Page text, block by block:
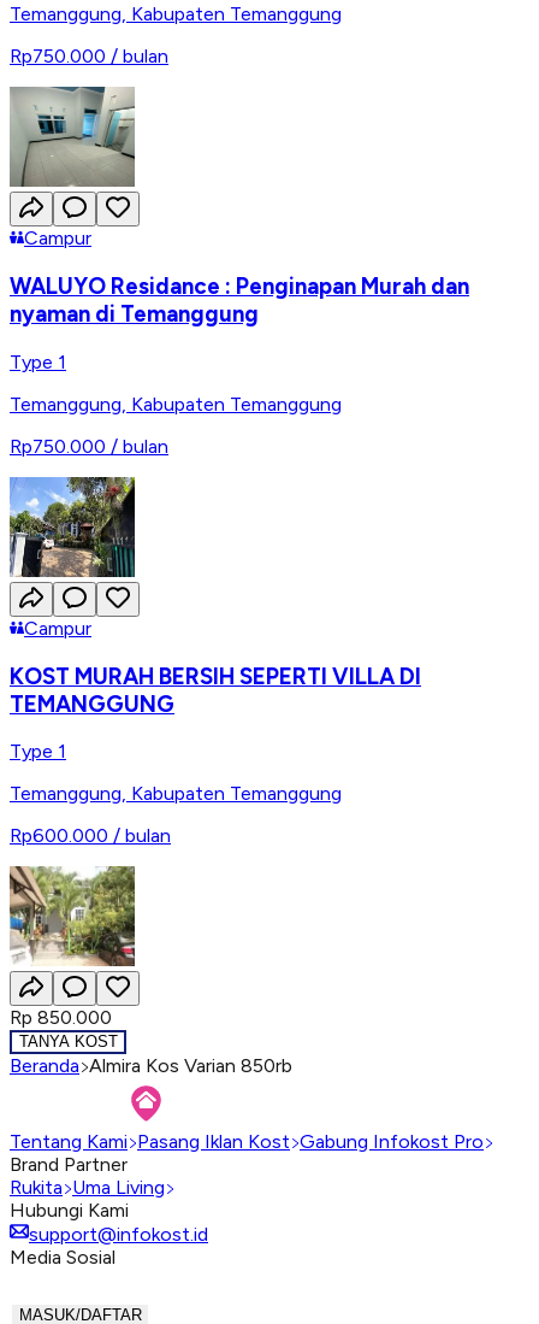
Temanggung, Kabupaten Temanggung
Rp750.000 / bulan
Campur
WALUYO Residance : Penginapan Murah dan
nyaman di Temanggung
Type 1
Temanggung, Kabupaten Temanggung
Rp750.000 / bulan
Campur
KOST MURAH BERSIH SEPERTI VILLA DI
TEMANGGUNG
Type 1
Temanggung, Kabupaten Temanggung
Rp600.000 / bulan
Rp 850.000
TANYA KOST
Beranda Almira Kos Varian 850rb
Tentang Kami Pasang Iklan Kost Gabung Infokost Pro
Brand Partner
Rukita Uma Living
Hubungi Kami
support@infokost.id
Media Sosial
MASUK/DAFTAR